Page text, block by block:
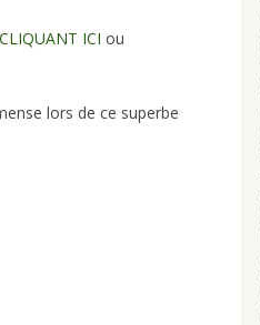
CLIQUANT ICI ou
lors de ce superbe